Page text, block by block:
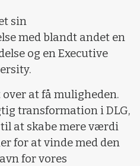
sin
med blandt andet en
og en Executive
at få muligheden.
transformation i DLG,
at skabe mere værdi
for at vinde med den
for vores